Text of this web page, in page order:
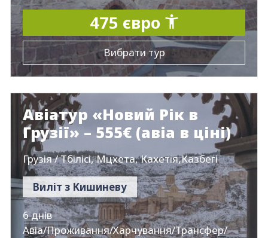
475 євро
Вибрати тур
Авіатур «Новий Рік в
Грузії» – 555€ (авіа в ціні)
Грузія / Тбілісі, Мцхета, Кахетія,Казбегі
Виліт з Кишиневу
6 днів
Авіа/Проживання/Харчування/Трансфер/